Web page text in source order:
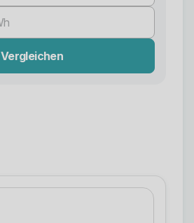
Vergleichen